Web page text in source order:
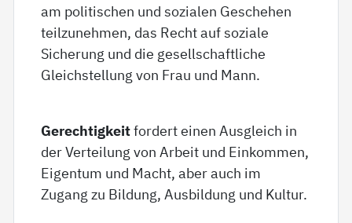
am politischen und sozialen Geschehen
teilzunehmen, das Recht auf soziale
Sicherung und die gesellschaftliche
Gleichstellung von Frau und Mann.
Gerechtigkeitfordert einen Ausgleich in
der Verteilung von Arbeit und Einkommen,
Eigentum und Macht, aber auch im
Zugang zu Bildung, Ausbildung und Kultur.